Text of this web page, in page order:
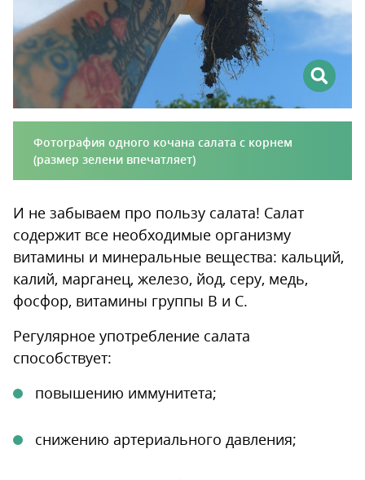
Фотография одного кочана салата с корнем
(размер зелени впечатляет)
И не забываем про пользу салата! Салат
содержит все необходимые организму
витамины и минеральные вещества: кальций,
калий, марганец, железо, йод, серу, медь,
фосфор, витамины группы В и С.
Регулярное употребление салата
способствует:
повышению иммунитета;
снижению артериального давления;